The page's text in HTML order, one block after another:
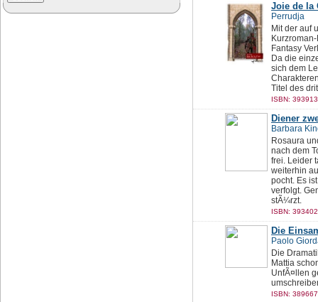
Joie de la
Perrudja
Mit der auf
Fantasy
Da die
sich dem
Titel des
ISBN:
Diener
Barbara
Rosaura
nach dem
frei. Leider
weiterhin
pocht. Es
verfolgt.
stÃ¼rzt.
ISBN:
Die
Paolo
Die
Mattia
UnfÃ¤llen
ISBN: